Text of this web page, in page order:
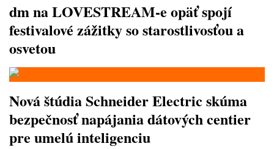
dm na LOVESTREAM-e opäť spojí
festivalové zážitky so starostlivosťou a
osvetou
Nová štúdia Schneider Electric skúma
bezpečnosť napájania dátových centier
pre umelú inteligenciu